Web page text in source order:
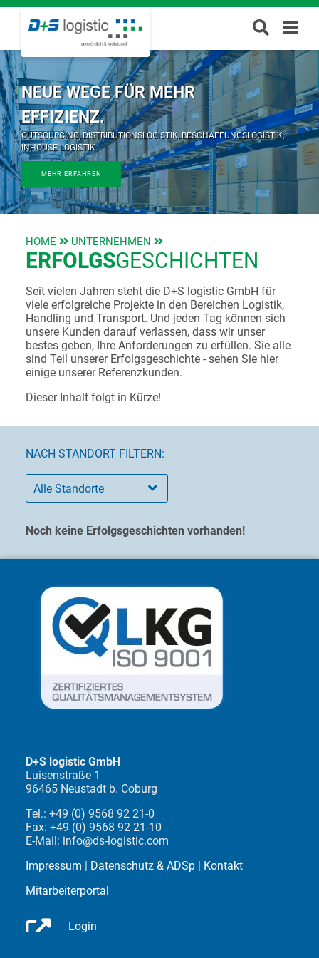
NEUE WEGE FÜR MEHR
EFFIZIENZ.
OUTSOURCING, DISTRIBUTIONSLOGISTIK, BESCHAFFUNGSLOGISTIK,
INHOUSE LOGISTIK.
MEHR ERFAHREN
HOME UNTERNEHMEN
ERFOLGS­GESCHICHTEN
Seit vielen Jahren steht die D+S logistic GmbH für
viele erfolgreiche Projekte in den Bereichen Logistik,
Handling und Transport. Und jeden Tag können sich
unsere Kunden darauf verlassen, dass wir unser
bestes geben, Ihre Anforderungen zu erfüllen. Sie alle
sind Teil unserer Erfolgsgeschichte - sehen Sie hier
einige unserer Referenzkunden.
Dieser Inhalt folgt in Kürze!
NACH STANDORT FILTERN:
Noch keine Erfolgsgeschichten vorhanden!
D+S logistic GmbH
Luisenstraße 1
96465 Neustadt b. Coburg
Tel.: +49 (0) 9568 92 21-0
Fax: +49 (0) 9568 92 21-10
E-Mail: info@ds-logistic.com
Impressum | Datenschutz & ADSp| Kontakt
Mitarbeiterportal
Login